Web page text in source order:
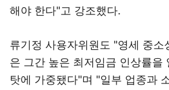
해야 한다"고 강조했다.
류기정 사용자위원도 "영세 중소
은 그간 높은 최저임금 인상률을
탓에 가중됐다"며 "일부 업종과